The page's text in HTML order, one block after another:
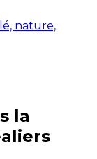
nature,
la